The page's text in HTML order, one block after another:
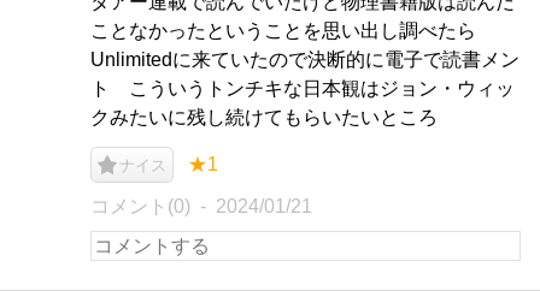
ことなかったということを思い出し調べたら
Unlimitedに来ていたので決断的に電子で読書メン
ト こういうトンチキな日本観はジョン・ウィッ
クみたいに残し続けてもらいたいところ
ナイス ★1
コメント(0) 2024/01/21